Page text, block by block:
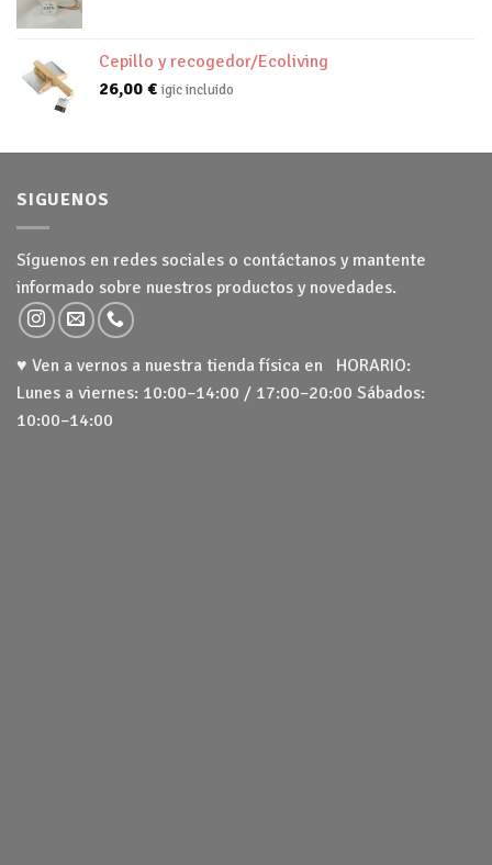
Cepillo y recogedor/Ecoliving
26,00 € igic incluido
SIGUENOS
Síguenos en redes sociales o contáctanos y mantente
informado sobre nuestros productos y novedades.
♥ Ven a vernos a nuestra tienda física en HORARIO:
Lunes a viernes: 10:00–14:00 / 17:00–20:00 Sábados:
10:00–14:00